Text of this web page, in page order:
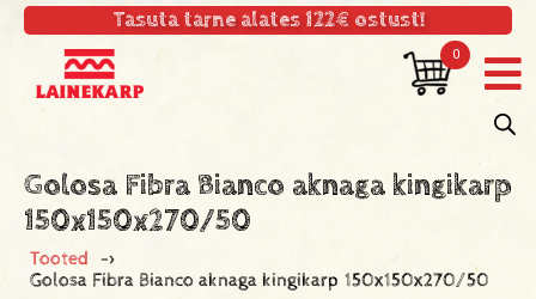
Tasuta tarne alates 122€ ostust!
0
Golosa Fibra Bianco aknaga kingikarp
150x150x270/50
Tooted ->
Golosa Fibra Bianco aknaga kingikarp 150x150x270/50